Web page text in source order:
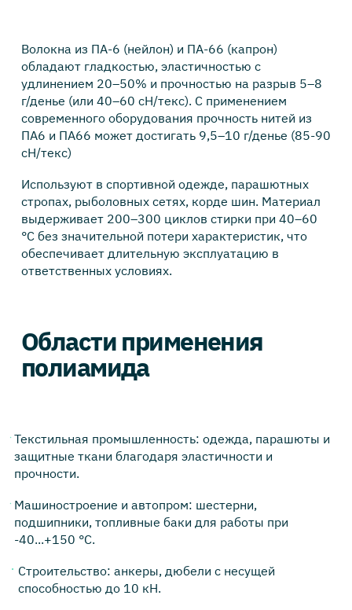
Волокна из ПА-6 (нейлон) и ПА-66 (капрон)
обладают гладкостью, эластичностью с
удлинением 20–50% и прочностью на разрыв 5–8
г/денье (или 40–60 сН/текс). С применением
современного оборудования прочность нитей из
ПА6 и ПА66 может достигать 9,5–10 г/денье (85-90
сН/текс)
Используют в спортивной одежде, парашютных
стропах, рыболовных сетях, корде шин. Материал
выдерживает 200–300 циклов стирки при 40–60
°C без значительной потери характеристик, что
обеспечивает длительную эксплуатацию в
ответственных условиях.
Области применения
полиамида
Текстильная промышленность: одежда, парашюты и
защитные ткани благодаря эластичности и
прочности.
Машиностроение и автопром: шестерни,
подшипники, топливные баки для работы при
-40...+150 °C.
Строительство: анкеры, дюбели с несущей
способностью до 10 кН.